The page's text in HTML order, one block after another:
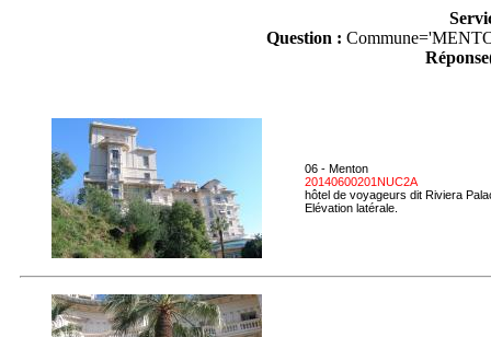
Question :
06 - Menton
20140600201NUC2A
hôtel de voyageurs dit Riviera
Elévation latérale.